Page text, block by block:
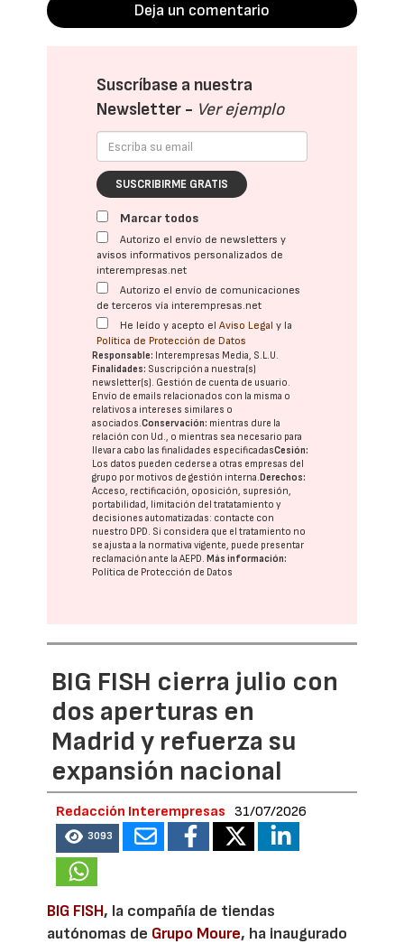
Deja un comentario
Suscríbase a nuestra
Newsletter - Ver ejemplo
SUSCRIBIRME GRATIS
Marcar todos
Autorizo el envío de newsletters y
avisos informativos personalizados de
interempresas.net
Autorizo el envío de comunicaciones
de terceros vía interempresas.net
He leído y acepto elAviso Legal y la
Política de Protección de Datos
Responsable: Interempresas Media, S.L.U.
Finalidades: Suscripción a nuestra(s)
newsletter(s). Gestión de cuenta de usuario.
Envío de emails relacionados con la misma o
relativos a intereses similares o
asociados.Conservación: mientras dure la
relación con Ud., o mientras sea necesario para
llevar a cabo las finalidades especificadasCesión:
Los datos pueden cederse a otras empresas del
grupo por motivos de gestión interna. Derechos:
Acceso, rectificación, oposición, supresión,
portabilidad, limitación del tratatamiento y
decisiones automatizadas: contacte con
nuestro DPD. Si considera que el tratamiento no
se ajusta a la normativa vigente, puede presentar
reclamación ante laAEPD. Más información:
Política de Protección de Datos
BIG FISH cierra julio con
dos aperturas en
Madrid y refuerza su
expansión nacional
Redacción Interempresas 31/07/2026
3093
BIG FISH, la compañía de tiendas
autónomas de Grupo Moure, ha inaugurado